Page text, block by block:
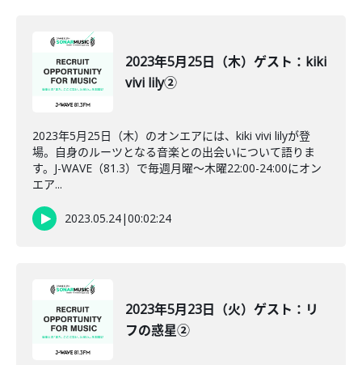
2023年5月25日（木）ゲスト：kiki
vivi lily②
2023年5月25日（木）のオンエアには、kiki vivi lilyが登
場。自身のルーツとなる音楽との出会いについて語りま
す。J-WAVE（81.3）で毎週月曜～木曜22:00-24:00にオン
エア...
2023.05.24|00:02:24
2023年5月23日（火）ゲスト：リ
フの惑星②